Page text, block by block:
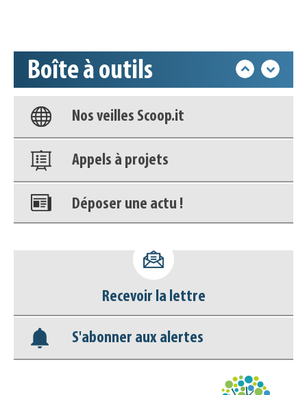
Boîte à outils
Base documentaire
Nos veilles Scoop.it
Appels à projets
Déposer une actu !
déconnecter)
Base documentaire
Nos veilles Scoop.it
Recevoir la lettre
S'abonner aux alertes